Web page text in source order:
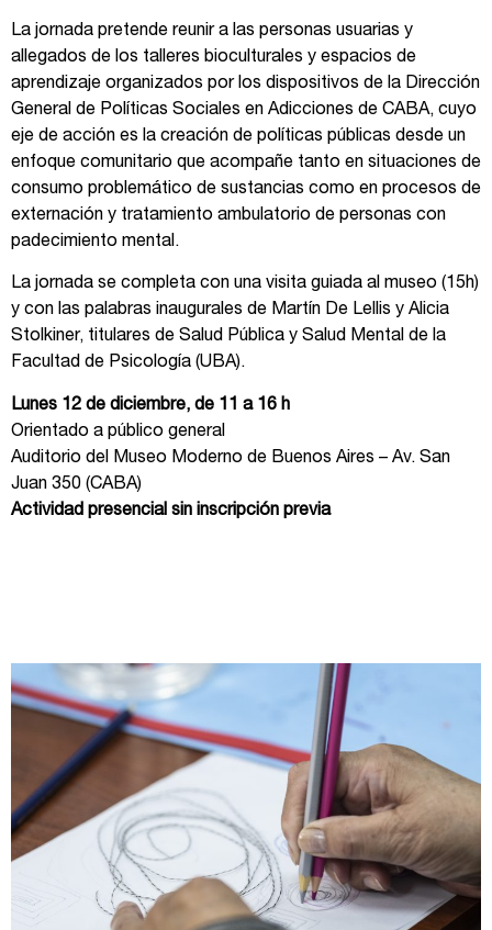
La jornada pretende reunir a las personas usuarias y
allegados de los talleres bioculturales y espacios de
aprendizaje organizados por los dispositivos de la Dirección
General de Políticas Sociales en Adicciones de CABA, cuyo
eje de acción es la creación de políticas públicas desde un
enfoque comunitario que acompañe tanto en situaciones de
consumo problemático de sustancias como en procesos de
externación y tratamiento ambulatorio de personas con
padecimiento mental.
La jornada se completa con una visita guiada al museo (15h)
y con las palabras inaugurales de Martín De Lellis y Alicia
Stolkiner, titulares de Salud Pública y Salud Mental de la
Facultad de Psicología (UBA).
Lunes 12 de diciembre, de 11 a 16 h
Orientado a público general
Auditorio del Museo Moderno de Buenos Aires – Av. San
Juan 350 (CABA)
Actividad presencial sin inscripción previa